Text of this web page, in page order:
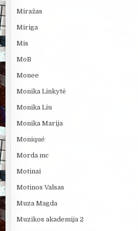
Miražas
Miriga
Mis
MoB
Monee
Monika Linkytė
Monika Liu
Monika Marija
Moniqué
Morda mc
Motinai
Motinos Valsas
Muza Magda
Muzikos akademija 2